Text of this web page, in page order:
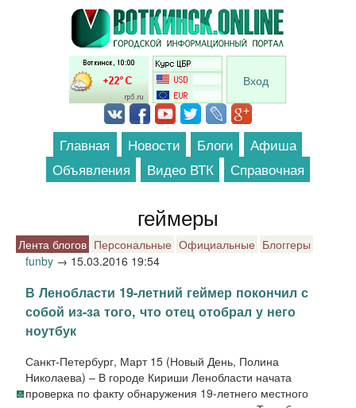
Перейти к основному содержанию
Вход
Главная Новости Блоги
Афиша
Объявления
Видео ВТК Справочная
геймеры
Лента блогов Персональные Официальные Блоггеры
funby → 15.03.2016 19:54
В Ленобласти 19-летний геймер покончил с
собой из-за того, что отец отобрал у него
ноутбук
Санкт-Петербург, Март 15 (Новый День, Полина
Николаева) – В городе Кириши Ленобласти начата
проверка по факту обнаружения 19-летнего местного